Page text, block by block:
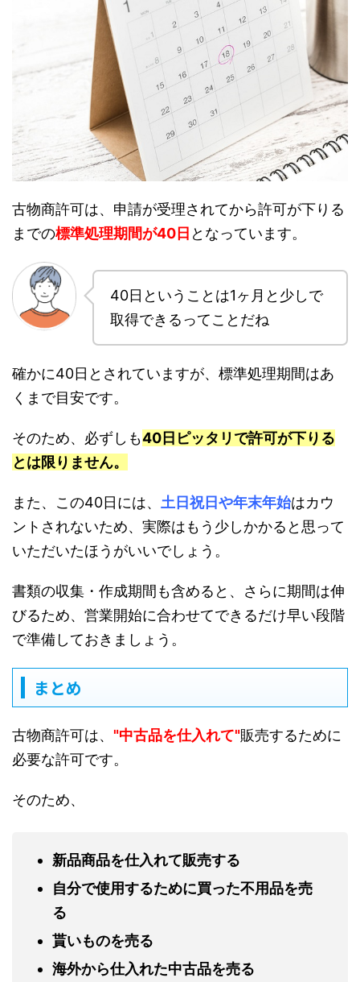
古物商許可は、申請が受理されてから許可が下りる
までの標準処理期間が40日 となっています。
40日ということは1ヶ月と少しで
取得できるってことだね
確かに40日とされていますが、標準処理期間はあ
くまで目安です。
そのため、必ずしも40日ピッタリで許可が下りる
とは限りません。
また、この40日には、 土日祝日や年末年始はカウ
ントされないため、実際はもう少しかかると思って
いただいたほうがいいでしょう。
書類の収集・作成期間も含めると、さらに期間は伸
びるため、営業開始に合わせてできるだけ早い段階
で準備しておきましょう。
まとめ
古物商許可は、 "中古品を仕入れて"販売するために
必要な許可です。
そのため、
新品商品を仕入れて販売する
自分で使用するために買った不用品を売
る
貰いものを売る
海外から仕入れた中古品を売る